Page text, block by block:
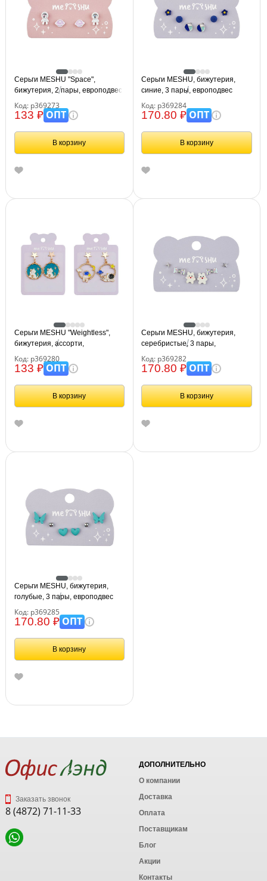
Серьги MESHU "Space",
бижутерия, 2 пары, европодвес
Код: р369273
133 ₽ОПТ
В корзину
Серьги MESHU, бижутерия,
синие, 3 пары, европодвес
Код: р369284
170.80 ₽ОПТ
В корзину
Серьги MESHU "Weightless",
бижутерия, ассорти,
Код: р369280
133 ₽ОПТ
В корзину
Серьги MESHU, бижутерия,
серебристые, 3 пары,
Код: р369282
170.80 ₽ОПТ
В корзину
Серьги MESHU, бижутерия,
голубые, 3 пары, европодвес
Код: р369285
170.80 ₽ОПТ
В корзину
Заказать звонок
8 (4872) 71-11-33
ДОПОЛНИТЕЛЬНО
О компании
Доставка
Оплата
Поставщикам
Блог
Акции
Контакты